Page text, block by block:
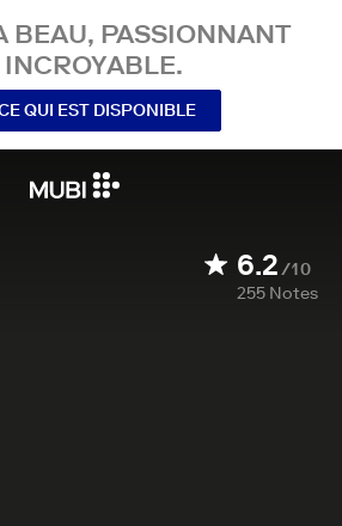
BEAU, PASSIONNANT
INCROYABLE.
QUI EST DISPONIBLE
6.2/10
255 Notes